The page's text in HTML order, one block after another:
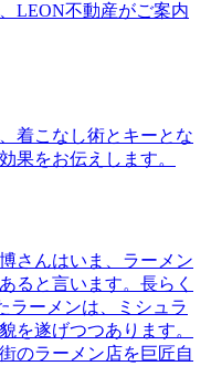
LEON不動産がご案内
着こなし術とキーとな
果をお伝えします。
さんはいま、ラーメン
ると言います。長らく
ラーメンは、ミシュラ
を遂げつつあります。
のラーメン店を巨匠自